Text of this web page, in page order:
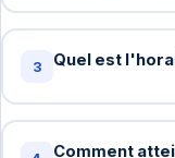
Annulation
arrivée à
conditions
3 Quel est
Check-in
Marhaba
Comment